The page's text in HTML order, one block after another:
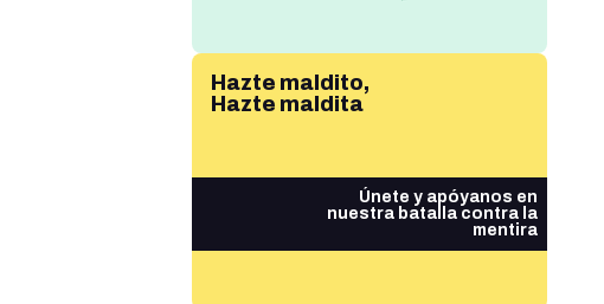
Hazte maldito,
Hazte maldita
Únete y apóyanos en
nuestra batalla contra la
mentira